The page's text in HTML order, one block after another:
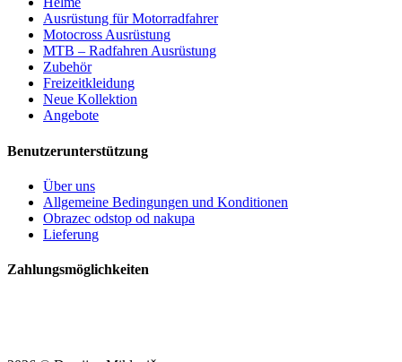
Ausrüstung für Motorradfahrer
Motocross Ausrüstung
MTB – Radfahren Ausrüstung
Zubehör
Freizeitkleidung
Neue Kollektion
Angebote
Benutzerunterstützung
Über uns
Allgemeine Bedingungen und Konditionen
Obrazec odstop od nakupa
Lieferung
Zahlungsmöglichkeiten